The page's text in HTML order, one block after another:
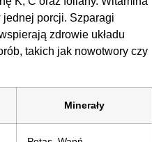
porcji. Szparagi
zdrowie układu
takich jak nowotwory czy
Minerały